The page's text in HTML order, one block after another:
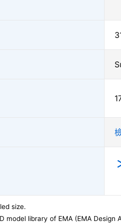
size.
model library of EMA (EMA